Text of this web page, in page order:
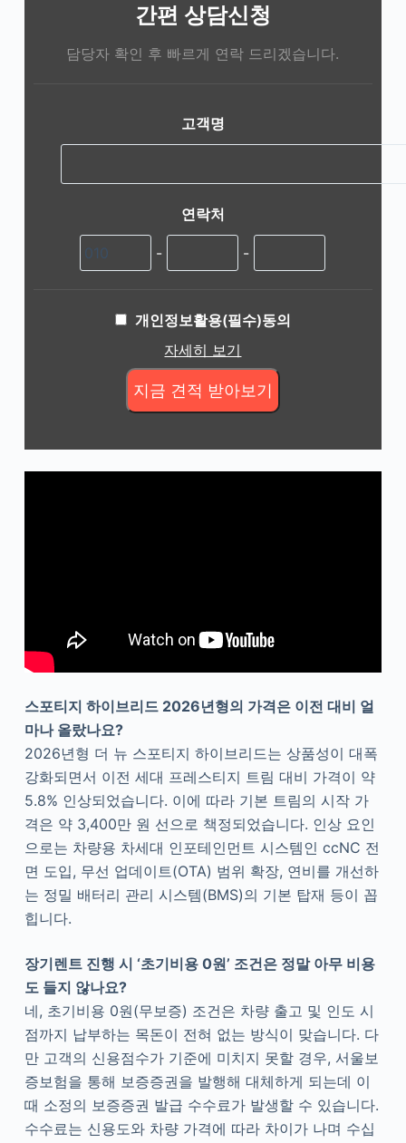
간편 상담신청
담당자 확인 후 빠르게 연락 드리겠습니다.
고객명
연락처
- -
개인정보활용(필수)동의
자세히 보기
스포티지 하이브리드 2026년형의 가격은 이전 대비 얼
마나 올랐나요?
2026년형 더 뉴 스포티지 하이브리드는 상품성이 대폭
강화되면서 이전 세대 프레스티지 트림 대비 가격이 약
5.8% 인상되었습니다. 이에 따라 기본 트림의 시작 가
격은 약 3,400만 원 선으로 책정되었습니다. 인상 요인
으로는 차량용 차세대 인포테인먼트 시스템인 ccNC 전
면 도입, 무선 업데이트(OTA) 범위 확장, 연비를 개선하
는 정밀 배터리 관리 시스템(BMS)의 기본 탑재 등이 꼽
힙니다.
장기렌트 진행 시 ‘초기비용 0원’ 조건은 정말 아무 비용
도 들지 않나요?
네, 초기비용 0원(무보증) 조건은 차량 출고 및 인도 시
점까지 납부하는 목돈이 전혀 없는 방식이 맞습니다. 다
만 고객의 신용점수가 기준에 미치지 못할 경우, 서울보
증보험을 통해 보증증권을 발행해 대체하게 되는데 이
때 소정의 보증증권 발급 수수료가 발생할 수 있습니다.
수수료는 신용도와 차량 가격에 따라 차이가 나며 수십